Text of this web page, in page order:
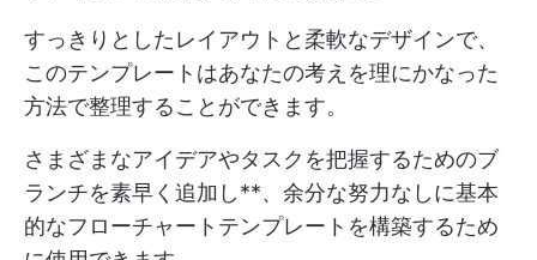
すっきりとしたレイアウトと柔軟なデザインで、
このテンプレートはあなたの考えを理にかなった
方法で整理することができます。
さまざまなアイデアやタスクを把握するためのブ
ランチを素早く追加し**、余分な努力なしに基本
的なフローチャートテンプレートを構築するため